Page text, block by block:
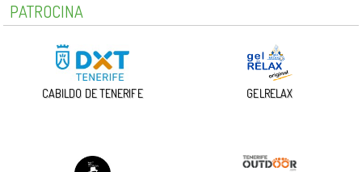
PATROCINA
CABILDO DE TENERIFE GELRELAX